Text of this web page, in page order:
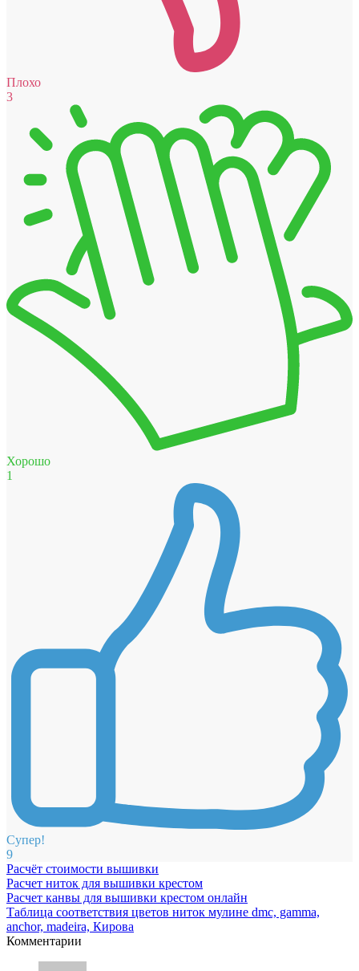
Плохо
3
Хорошо
1
Супер!
9
Расчёт стоимости вышивки
Расчет ниток для вышивки крестом
Расчет канвы для вышивки крестом онлайн
Таблица соответствия цветов ниток мулине dmc, gamma,
anchor, madeira, Кирова
Комментарии